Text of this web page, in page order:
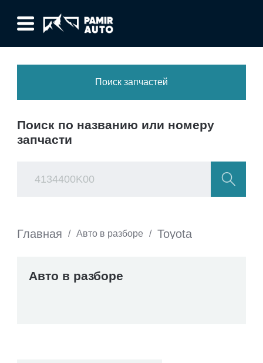
Поиск запчастей
Поиск по названию или номеру
запчасти
Главная / Авто в разборе / Toyota
Авто в разборе